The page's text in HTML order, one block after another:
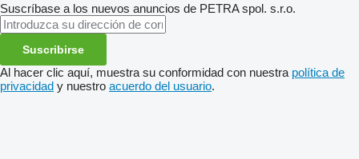
Suscríbase a los nuevos anuncios de PETRA spol. s.r.o.
Suscribirse
Al hacer clic aquí, muestra su conformidad con nuestra política de
privacidad y nuestro acuerdo del usuario.